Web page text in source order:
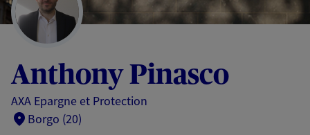
page
Anthony Pinasco
AXA Epargne et Protection
Borgo (20)